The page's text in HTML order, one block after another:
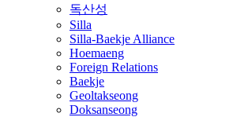
독산성
Silla
Silla-Baekje Alliance
Hoemaeng
Foreign Relations
Baekje
Geoltakseong
Doksanseong